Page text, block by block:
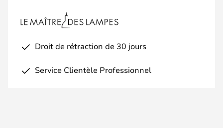
Droit de rétraction de 30 jours
Service Clientèle Professionnel